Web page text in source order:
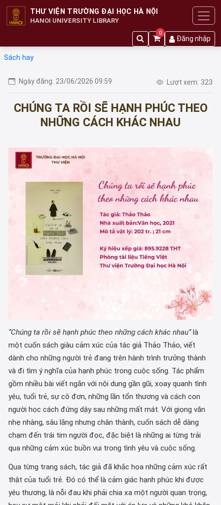
THƯ VIỆN TRƯỜNG ĐẠI HỌC HÀ NỘI
HANOI UNIVERSITY LIBRARY
0
Đăng nhập
Sách hay
Ngày đăng: 23/06/2026 09:59 Lượt xem: 323
CHÚNG TA RỒI SẼ HẠNH PHÚC THEO
NHỮNG CÁCH KHÁC NHAU
“Chúng ta rồi sẽ hạnh phúc theo những cách khác nhau”là
một cuốn sách giàu cảm xúc của tác giả Thảo Thảo, viết
dành cho những người trẻ đang trên hành trình trưởng thành
và đi tìm ý nghĩa của hạnh phúc trong cuộc sống. Tác phẩm
gồm nhiều bài viết ngắn với nội dung gần gũi, xoay quanh tình
yêu, tuổi trẻ, sự cô đơn, những lần tổn thương và cách con
người học cách đứng dậy sau những mất mát. Với giọng văn
nhẹ nhàng, sâu lắng nhưng chân thành, cuốn sách dễ dàng
chạm đến trái tim người đọc, đặc biệt là những ai từng trải
qua những cảm xúc buồn vui trong tình yêu và cuộc sống.
Qua từng trang sách, tác giả đã khắc họa những cảm xúc rất
thật của tuổi trẻ. Đó có thể là cảm giác hạnh phúc khi được
yêu thương, là nỗi đau khi phải chia xa một người quan trọng,